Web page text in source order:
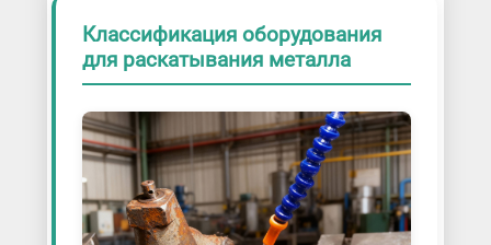
Классификация оборудования
для раскатывания металла